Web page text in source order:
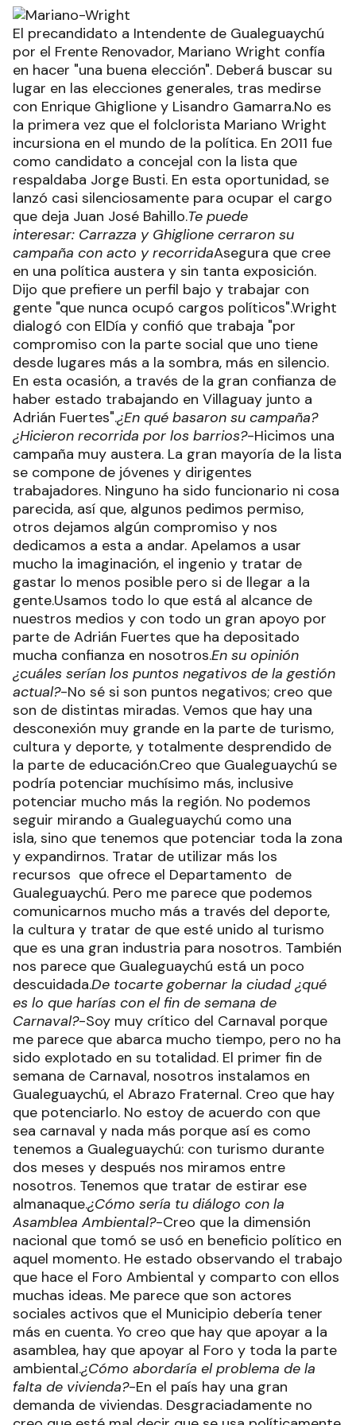
El precandidato a Intendente de Gualeguaychú
por el Frente Renovador, Mariano Wright confía
en hacer "una buena elección". Deberá buscar su
lugar en las elecciones generales, tras medirse
con Enrique Ghiglione y Lisandro Gamarra.No es
la primera vez que el folclorista Mariano Wright
incursiona en el mundo de la política. En 2011 fue
como candidato a concejal con la lista que
respaldaba Jorge Busti. En esta oportunidad, se
lanzó casi silenciosamente para ocupar el cargo
que deja Juan José Bahillo.Te puede
interesar: Carrazza y Ghiglione cerraron su
campaña con acto y recorridaAsegura que cree
en una política austera y sin tanta exposición.
Dijo que prefiere un perfil bajo y trabajar con
gente "que nunca ocupó cargos políticos".Wright
dialogó con ElDía y confió que trabaja "por
compromiso con la parte social que uno tiene
desde lugares más a la sombra, más en silencio.
En esta ocasión, a través de la gran confianza de
haber estado trabajando en Villaguay junto a
Adrián Fuertes".¿En qué basaron su campaña?
¿Hicieron recorrida por los barrios?-Hicimos una
campaña muy austera. La gran mayoría de la lista
se compone de jóvenes y dirigentes
trabajadores. Ninguno ha sido funcionario ni cosa
parecida, así que, algunos pedimos permiso,
otros dejamos algún compromiso y nos
dedicamos a esta a andar. Apelamos a usar
mucho la imaginación, el ingenio y tratar de
gastar lo menos posible pero si de llegar a la
gente.Usamos todo lo que está al alcance de
nuestros medios y con todo un gran apoyo por
parte de Adrián Fuertes que ha depositado
mucha confianza en nosotros.En su opinión
¿cuáles serían los puntos negativos de la gestión
actual?-No sé si son puntos negativos; creo que
son de distintas miradas. Vemos que hay una
desconexión muy grande en la parte de turismo,
cultura y deporte, y totalmente desprendido de
la parte de educación.Creo que Gualeguaychú se
podría potenciar muchísimo más, inclusive
potenciar mucho más la región. No podemos
seguir mirando a Gualeguaychú como una
isla, sino que tenemos que potenciar toda la zona
y expandirnos. Tratar de utilizar más los
recursos que ofrece el Departamento de
Gualeguaychú. Pero me parece que podemos
comunicarnos mucho más a través del deporte,
la cultura y tratar de que esté unido al turismo
que es una gran industria para nosotros. También
nos parece que Gualeguaychú está un poco
descuidada.De tocarte gobernar la ciudad ¿qué
es lo que harías con el fin de semana de
Carnaval?-Soy muy crítico del Carnaval porque
me parece que abarca mucho tiempo, pero no ha
sido explotado en su totalidad. El primer fin de
semana de Carnaval, nosotros instalamos en
Gualeguaychú, el Abrazo Fraternal. Creo que hay
que potenciarlo. No estoy de acuerdo con que
sea carnaval y nada más porque así es como
tenemos a Gualeguaychú: con turismo durante
dos meses y después nos miramos entre
nosotros. Tenemos que tratar de estirar ese
almanaque.¿Cómo sería tu diálogo con la
Asamblea Ambiental?-Creo que la dimensión
nacional que tomó se usó en beneficio político en
aquel momento. He estado observando el trabajo
que hace el Foro Ambiental y comparto con ellos
muchas ideas. Me parece que son actores
sociales activos que el Municipio debería tener
más en cuenta. Yo creo que hay que apoyar a la
asamblea, hay que apoyar al Foro y toda la parte
ambiental.¿Cómo abordaría el problema de la
falta de vivienda?-En el país hay una gran
demanda de viviendas. Desgraciadamente no